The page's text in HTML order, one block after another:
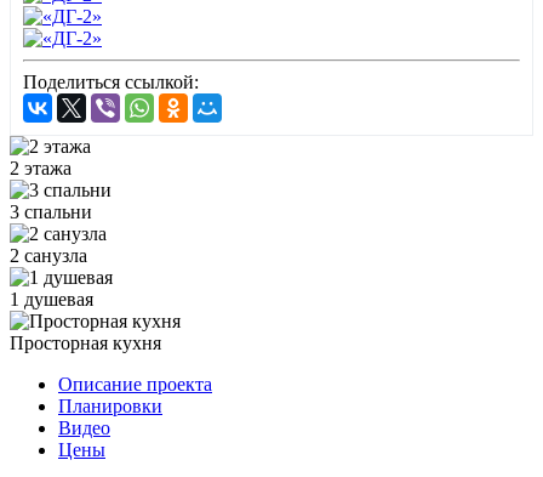
Поделиться ссылкой:
2 этажа
3 спальни
2 санузла
1 душевая
Просторная кухня
Описание проекта
Планировки
Видео
Цены